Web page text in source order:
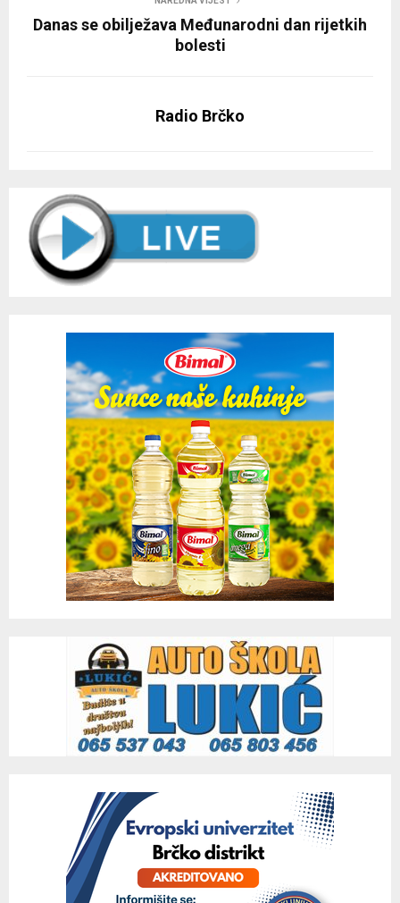
Danas se obilježava Međunarodni dan rijetkih
bolesti
Radio Brčko